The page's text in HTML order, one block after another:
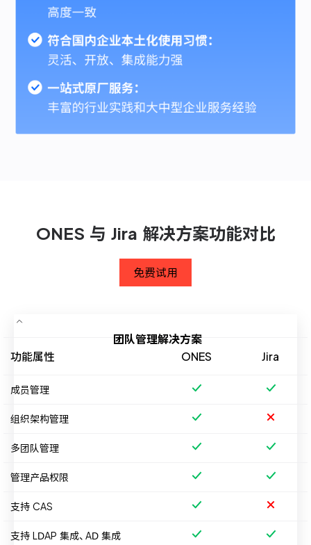
ONES 与 Jira 解决方案功能对比
免费试用
团队管理解决方案
功能属性
ONES Jira
成员管理
组织架构管理
多团队管理
管理产品权限
支持 CAS
支持 LDAP 集成、AD 集成